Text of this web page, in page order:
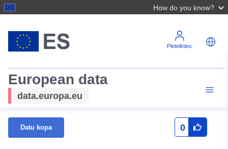
How do you know?
Pieteikties
European data
data.europa.eu
Datu kopa 0